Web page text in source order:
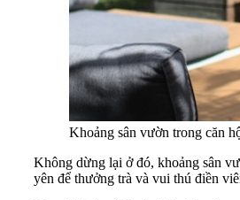
Khoảng sân vườn trong căn
Không dừng lại ở đó, khoảng sân
yên để thưởng trà và vui thú điền